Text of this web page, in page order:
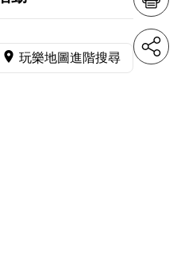
玩樂地圖進階搜尋